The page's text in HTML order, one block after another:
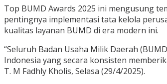
Top BUMD Awards 2025 ini mengusung
pentingnya implementasi tata kelola
kualitas layanan BUMD di era modern ini.
“Seluruh Badan Usaha Milik Daerah
Indonesia yang secara konsisten
T. M Fadhly Kholis, Selasa (29/4/2025).